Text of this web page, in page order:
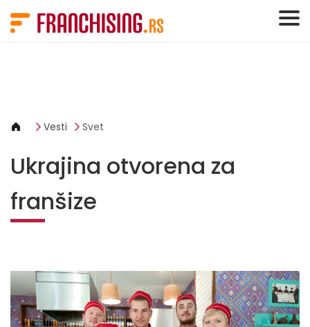
Vesti Svet
Ukrajina otvorena za
franšize